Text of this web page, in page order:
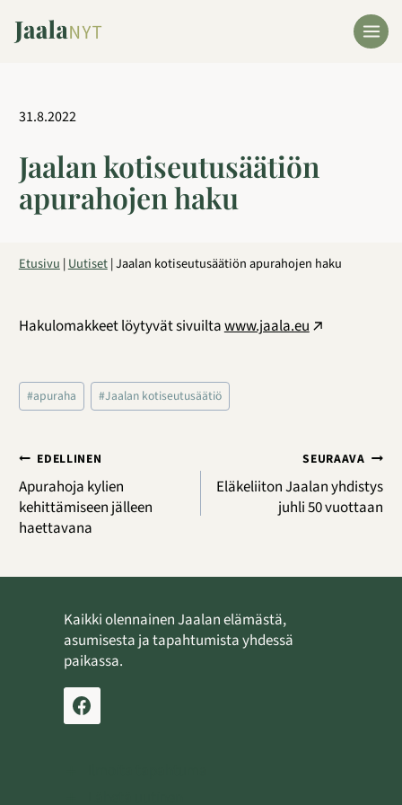
sisältöön
31.8.2022
Jaalan kotiseutusäätiön
apurahojen haku
Etusivu|Uutiset|Jaalan kotiseutusäätiön apurahojen haku
Hakulomakkeet löytyvät sivuiltawww.jaala.eu
Avainsanat:
#apuraha #Jaalan kotiseutusäätiö
Artikkelien
selaus
EDELLINEN
Apurahoja kylien
kehittämiseen jälleen
haettavana
SEURAAVA
Eläkeliiton Jaalan yhdistys
juhli 50 vuottaan
Kaikki olennainen Jaalan elämästä,
asumisesta ja tapahtumista yhdessä
paikassa.